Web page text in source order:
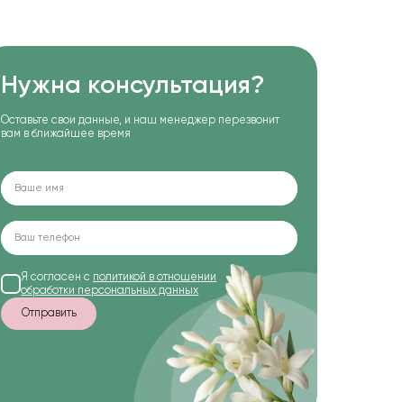
Нужна консультация?
Оставьте свои данные, и наш менеджер перезвонит
вам в ближайшее время
Я согласен с политикой в отношении
обработки персональных данных
Отправить